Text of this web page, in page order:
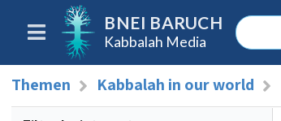
BNEI BARUCH
Kabbalah Media
Themen Kabbalah in our world